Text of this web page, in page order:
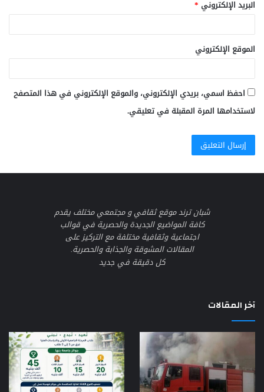
البريد الإلكتروني *
الموقع الإلكتروني
احفظ اسمي، بريدي الإلكتروني، والموقع الإلكتروني في هذا المتصفح
لاستخدامها المرة المقبلة في تعليقي.
شبان ترند موقع ثقافي و مجتمعي مختلف يقدم
كافة المواضيع الجديدة والحصرية في قوالب
اجتماعية وثقافية مختلفة مع التركيز على
المقالات المشوقة والجذابة والحصرية.
كل دقيقة في جديد
آخر المقالات